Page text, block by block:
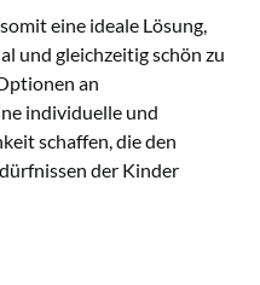
eine ideale Lösung,
und gleichzeitig schön zu
an
individuelle und
schaffen, die den
der Kinder